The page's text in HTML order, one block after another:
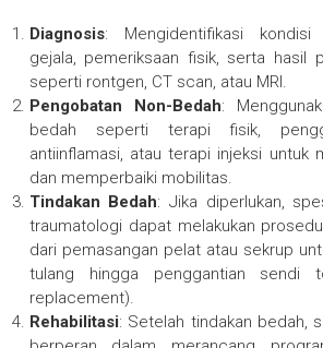
Diagnosis: Mengidentifikasi kondisi
gejala, pemeriksaan fisik, serta hasil
seperti rontgen, CT scan, atau MRI.
Pengobatan Non-Bedah:
bedah seperti terapi fisik,
antiinflamasi, atau terapi injeksi untuk
dan memperbaiki mobilitas.
Tindakan Bedah: Jika diperlukan,
traumatologi dapat melakukan
dari pemasangan pelat atau sekrup
tulang hingga penggantian sendi
replacement).
Rehabilitasi: Setelah tindakan bedah,